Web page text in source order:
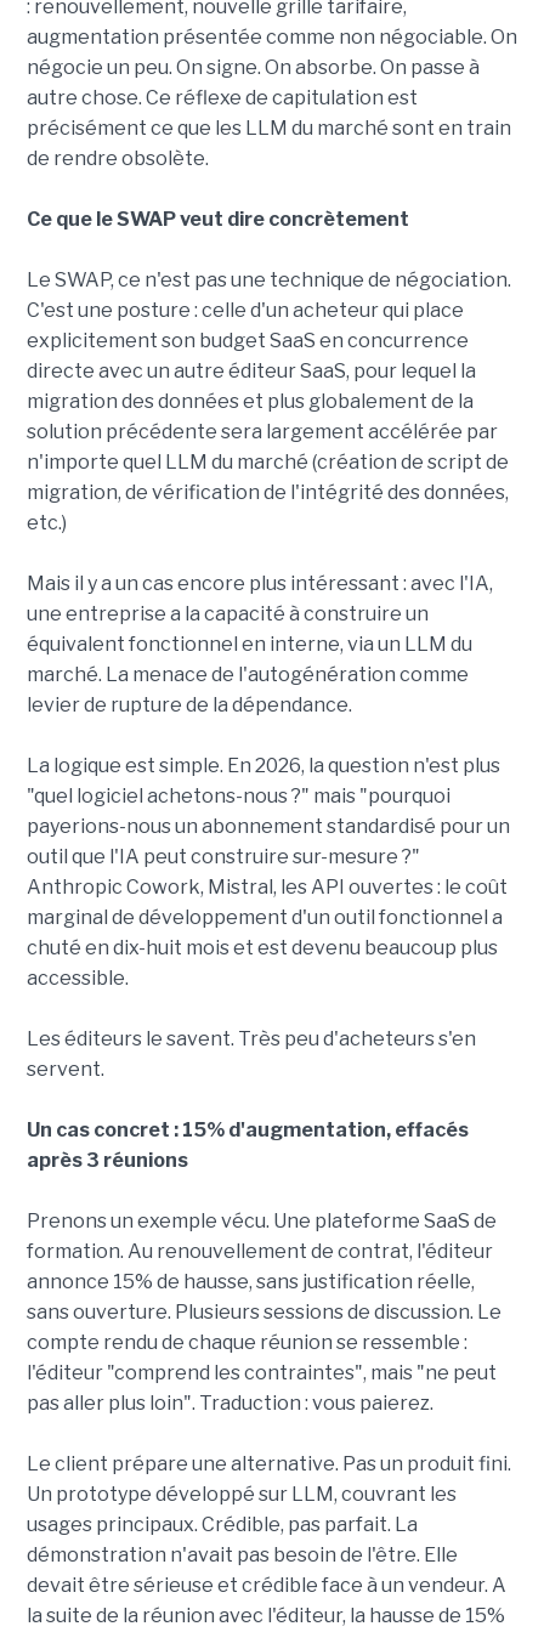
: renouvellement, nouvelle grille tarifaire,
augmentation présentée comme non négociable. On
négocie un peu. On signe. On absorbe. On passe à
autre chose. Ce réflexe de capitulation est
précisément ce que les LLM du marché sont en train
de rendre obsolète.
Ce que le SWAP veut dire concrètement
Le SWAP, ce n'est pas une technique de négociation.
C'est une posture : celle d'un acheteur qui place
explicitement son budget SaaS en concurrence
directe avec un autre éditeur SaaS, pour lequel la
migration des données et plus globalement de la
solution précédente sera largement accélérée par
n'importe quel LLM du marché (création de script de
migration, de vérification de l'intégrité des données,
etc.)
Mais il y a un cas encore plus intéressant : avec l'IA,
une entreprise a la capacité à construire un
équivalent fonctionnel en interne, via un LLM du
marché. La menace de l'autogénération comme
levier de rupture de la dépendance.
La logique est simple. En 2026, la question n'est plus
"quel logiciel achetons-nous ?" mais "pourquoi
payerions-nous un abonnement standardisé pour un
outil que l'IA peut construire sur-mesure ?"
Anthropic Cowork, Mistral, les API ouvertes : le coût
marginal de développement d'un outil fonctionnel a
chuté en dix-huit mois et est devenu beaucoup plus
accessible.
Les éditeurs le savent. Très peu d'acheteurs s'en
servent.
Un cas concret : 15% d'augmentation, effacés
après 3 réunions
Prenons un exemple vécu. Une plateforme SaaS de
formation. Au renouvellement de contrat, l'éditeur
annonce 15% de hausse, sans justification réelle,
sans ouverture. Plusieurs sessions de discussion. Le
compte rendu de chaque réunion se ressemble :
l'éditeur "comprend les contraintes", mais "ne peut
pas aller plus loin". Traduction : vous paierez.
Le client prépare une alternative. Pas un produit fini.
Un prototype développé sur LLM, couvrant les
usages principaux. Crédible, pas parfait. La
démonstration n'avait pas besoin de l'être. Elle
devait être sérieuse et crédible face à un vendeur. A
la suite de la réunion avec l'éditeur, la hausse de 15%